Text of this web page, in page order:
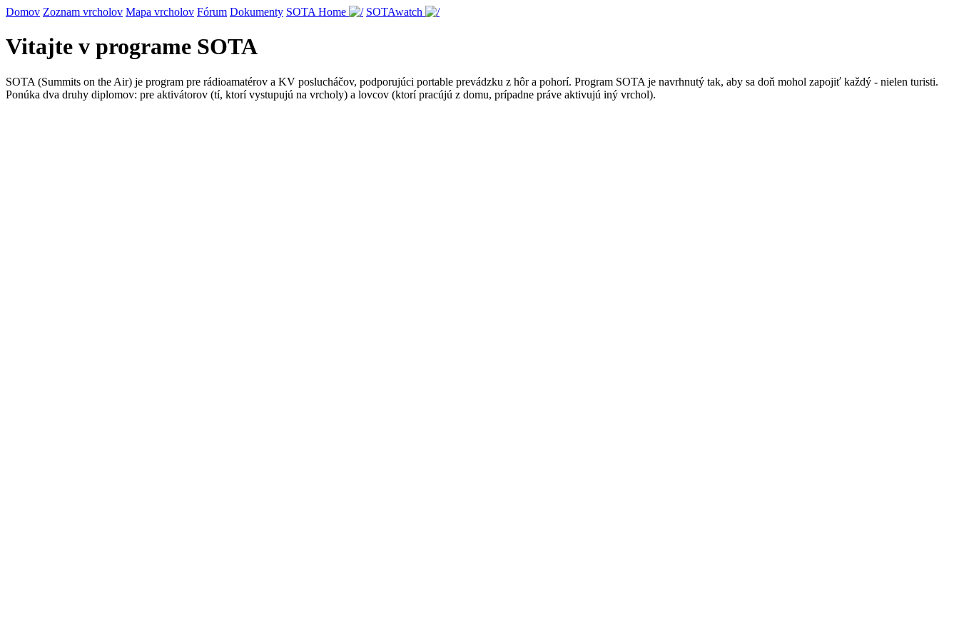
Domov Zoznam vrcholov Mapa vrcholov Fórum Dokumenty SOTA Home SOTAwatch
Vitajte v programe SOTA
SOTA (Summits on the Air) je program pre rádioamatérov a KV poslucháčov, podporujúci portable prevádzku z hôr a pohorí. Program SOTA je navrhnutý tak, aby sa doň mohol zapojiť každý - nielen turisti.
Ponúka dva druhy diplomov: pre aktivátorov (tí, ktorí vystupujú na vrcholy) a lovcov (ktorí pracújú z domu, prípadne práve aktivujú iný vrchol).